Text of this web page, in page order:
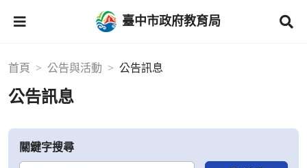
臺中市政府教育局
首頁 公告與活動 公告訊息
公告訊息
關鍵字搜尋